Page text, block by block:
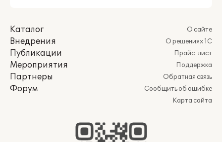
Каталог
Внедрения
Публикации
Мероприятия
Партнеры
Форум
О сайте
О решениях 1С
Прайс-лист
Поддержка
Обратная связь
Сообщить об ошибке
Карта сайта